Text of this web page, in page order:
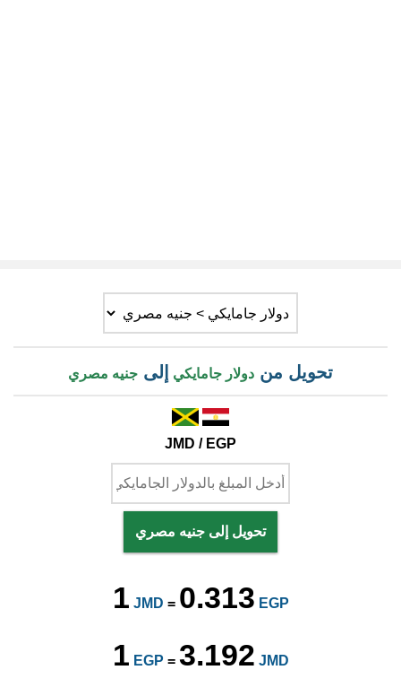
تحويل من دولار جامايكي إلى جنيه مصري
JMD / EGP
تحويل إلى جنيه مصري
1 JMD = 0.313 EGP
1 EGP = 3.192 JMD